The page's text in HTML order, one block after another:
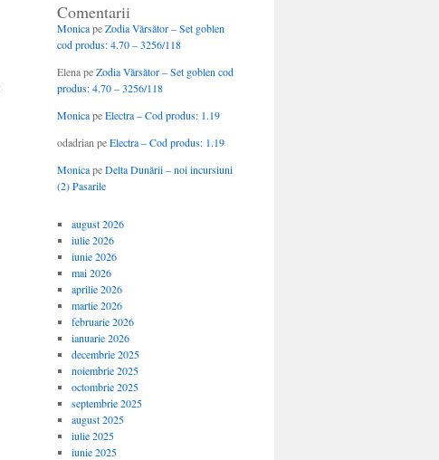
Comentarii
MonicapeZodia Vărsător – Set goblen
cod produs: 4.70 – 3256/118
ElenapeZodia Vărsător – Set goblen cod
produs: 4.70 – 3256/118
MonicapeElectra – Cod produs: 1.19
odadrian peElectra – Cod produs: 1.19
MonicapeDelta Dunării – noi incursiuni
(2) Pasarile
august 2026
iulie 2026
iunie 2026
mai 2026
aprilie 2026
martie 2026
februarie 2026
ianuarie 2026
decembrie 2025
noiembrie 2025
octombrie 2025
septembrie 2025
august 2025
iulie 2025
iunie 2025